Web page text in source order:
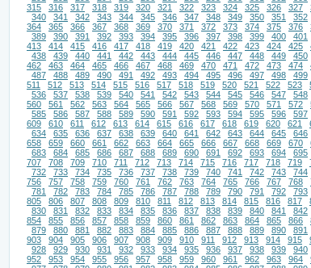
315
316 317 318 319 320 321 322 323 324 325 326 327
340
341 342 343 344 345 346 347 348 349 350 351 352
364
365 366 367 368 369 370 371 372 373 374 375 376
389
390 391 392 393 394 395 396 397 398 399 400 401
413
414 415 416 417 418 419 420 421 422 423 424 425
438
439 440 441 442 443 444 445 446 447 448 449 450
462
463 464 465 466 467 468 469 470 471 472 473 474
487
488 489 490 491 492 493 494 495 496 497 498 499
511
512 513 514 515 516 517 518 519 520 521 522 523
536
537 538 539 540 541 542 543 544 545 546 547 548
560
561 562 563 564 565 566 567 568 569 570 571 572
585
586 587 588 589 590 591 592 593 594 595 596 597
609
610 611 612 613 614 615 616 617 618 619 620 621
634
635 636 637 638 639 640 641 642 643 644 645 646
658
659 660 661 662 663 664 665 666 667 668 669 670
683
684 685 686 687 688 689 690 691 692 693 694 695
707
708 709 710 711 712 713 714 715 716 717 718 719
732
733 734 735 736 737 738 739 740 741 742 743 744
756
757 758 759 760 761 762 763 764 765 766 767 768
781
782 783 784 785 786 787 788 789 790 791 792 793
805
806 807 808 809 810 811 812 813 814 815 816 817
830
831 832 833 834 835 836 837 838 839 840 841 842
854
855 856 857 858 859 860 861 862 863 864 865 866
879
880 881 882 883 884 885 886 887 888 889 890 891
903
904 905 906 907 908 909 910 911 912 913 914 915
928
929 930 931 932 933 934 935 936 937 938 939 940
952
953 954 955 956 957 958 959 960 961 962 963 964